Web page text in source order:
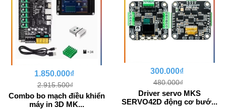
1.850.000₫
2.915.500₫
Combo bo mạch điều khiển
máy in 3D MK...
300.000₫
480.000₫
Driver servo MKS
SERVO42D động cơ bướ...